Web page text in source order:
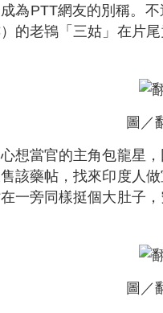
為PTT網友的別稱。
的老鴇「三姑」在片
圖／
想當官的主角包龍星
該藥帖，找來印度人
一旁同樣挺個大肚子
圖／